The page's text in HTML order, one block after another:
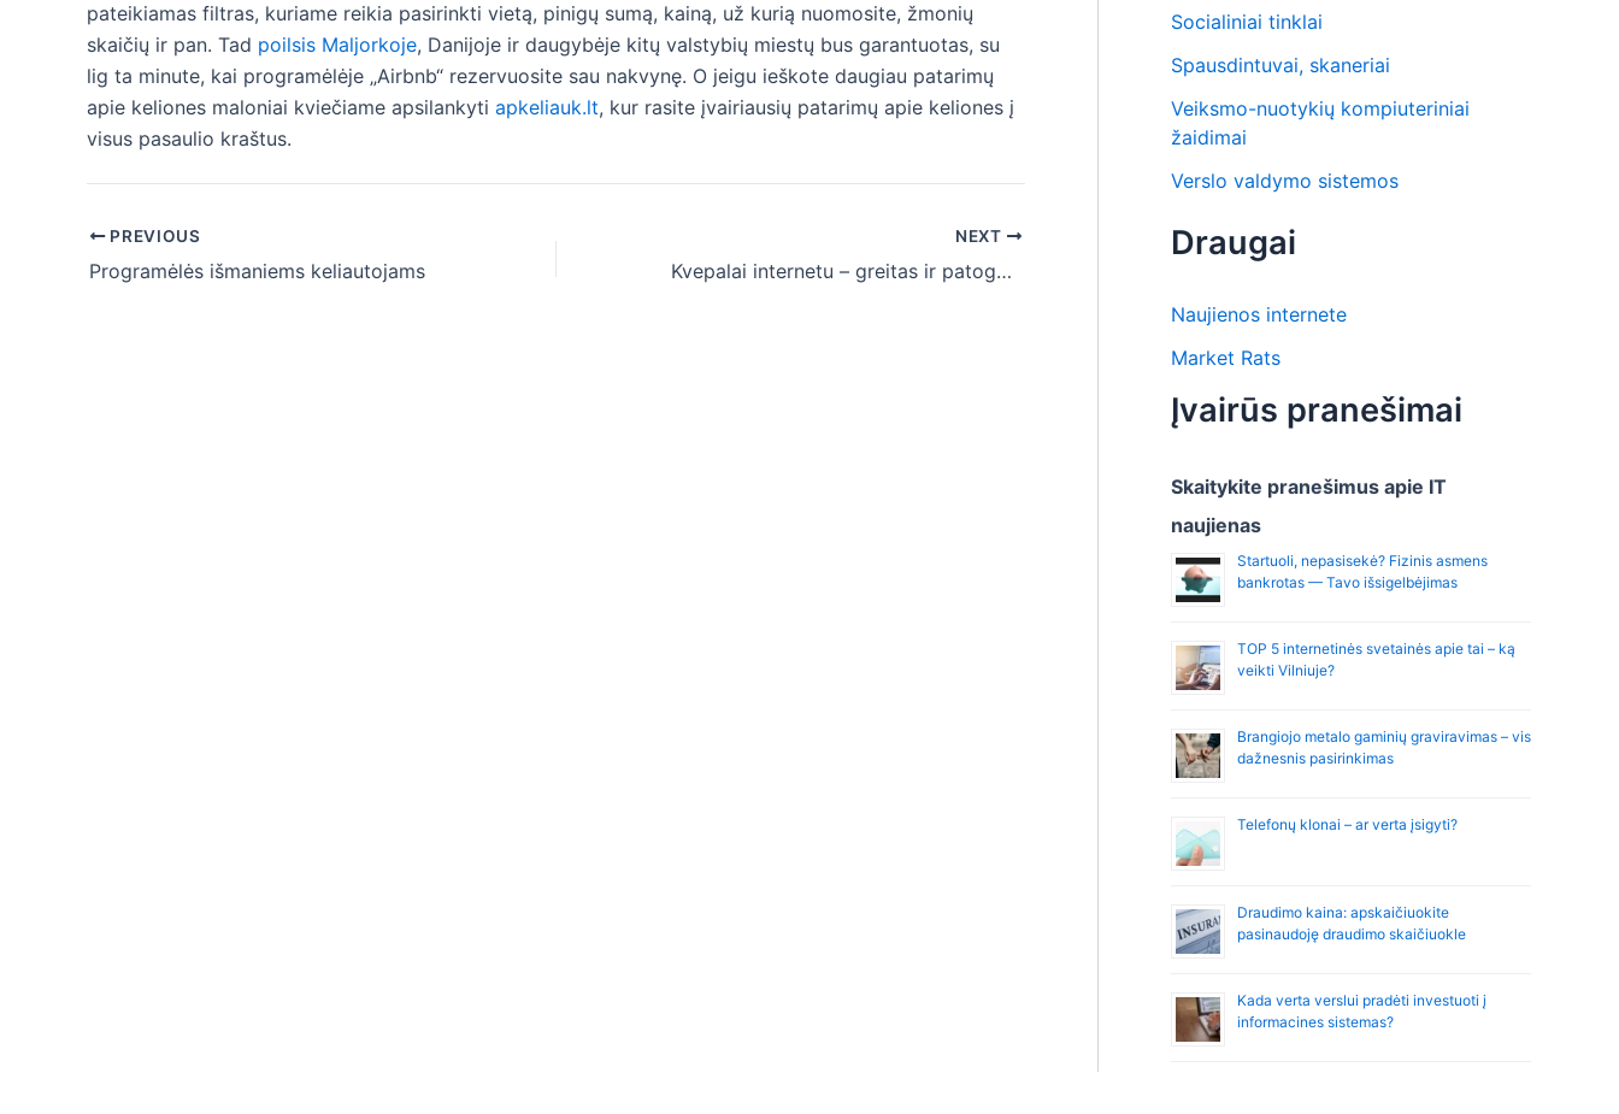
pateikiamas filtras, kuriame reikia pasirinkti vietą, pinigų sumą, kainą, už kurią nuomosite, žmonių
skaičių ir pan. Tad poilsis Maljorkoje, Danijoje ir daugybėje kitų valstybių miestų bus garantuotas, su
lig ta minute, kai programėlėje „Airbnb“ rezervuosite sau nakvynę. O jeigu ieškote daugiau patarimų
apie keliones maloniai kviečiame apsilankyti apkeliauk.lt, kur rasite įvairiausių patarimų apie keliones į
visus pasaulio kraštus.
Post
navigation
PREVIOUS
Programėlės išmaniems keliautojams
NEXT
Kvepalai internetu – greitas ir patogus būdas įsigyti
Socialiniai tinklai
Spausdintuvai, skaneriai
Veiksmo-nuotykių kompiuteriniai
žaidimai
Verslo valdymo sistemos
Draugai
Naujienos internete
Market Rats
Įvairūs pranešimai
Skaitykite pranešimus apie IT
naujienas
Startuoli, nepasisekė? Fizinis asmens
bankrotas — Tavo išsigelbėjimas
TOP 5 internetinės svetainės apie tai – ką
veikti Vilniuje?
Brangiojo metalo gaminių graviravimas – vis
dažnesnis pasirinkimas
Telefonų klonai – ar verta įsigyti?
Draudimo kaina: apskaičiuokite
pasinaudoję draudimo skaičiuokle
Kada verta verslui pradėti investuoti į
informacines sistemas?